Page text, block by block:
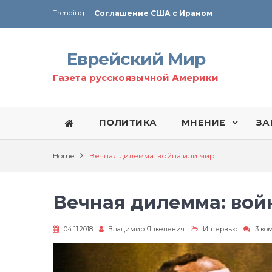
Trending :
Соглашение США с Ираном
Технология Революции в Иране
От Ирана до Ливана и Газы
Еврейский Мир
Газета русскоязычной Америки
ПОЛИТИКА МНЕНИЕ
Home Вечная дилемма: война или мир
Вечная дилемма:
04.11.2018 Владимир Янкелевич Интервью 3